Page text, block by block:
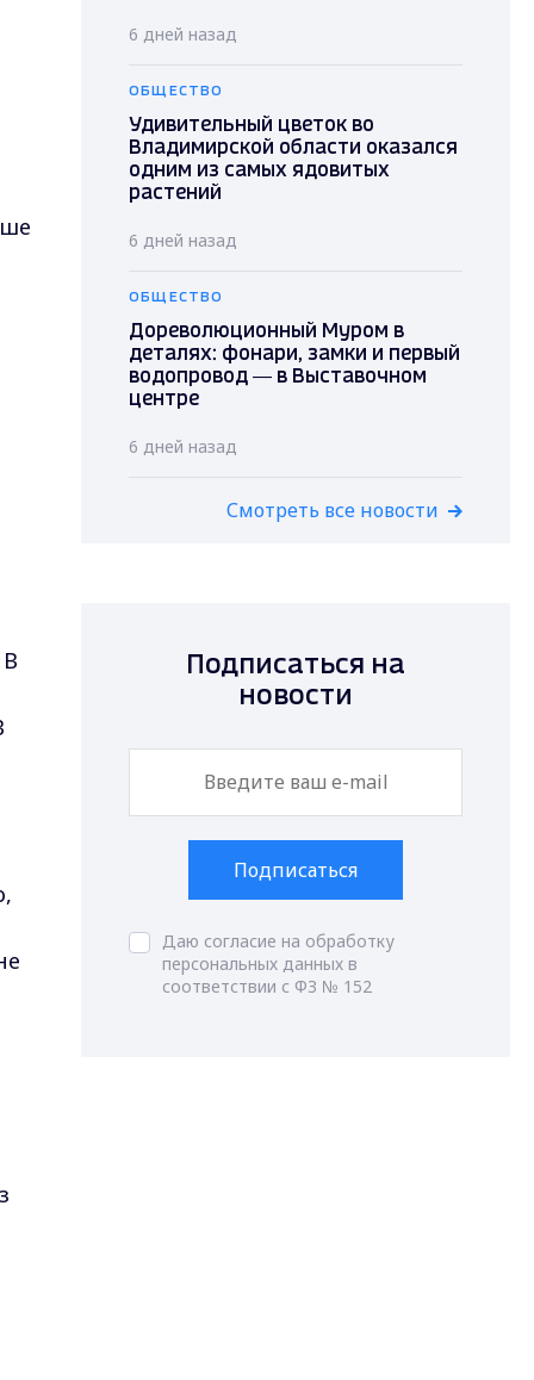
6 дней назад
ОБЩЕСТВО
Удивительный цветок во
Владимирской области оказался
одним из самых ядовитых
растений
6 дней назад
ОБЩЕСТВО
Дореволюционный Муром в
деталях: фонари, замки и первый
водопровод — в Выставочном
центре
6 дней назад
Смотреть все новости
Подписаться на
новости
Подписаться
Даю согласие на обработку
персональных данных в
соответствии с ФЗ № 152